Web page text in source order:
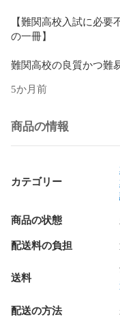
【難関高校入試に必
の一冊】
難関高校の良質かつ難
「比較的取り組みやす
本文読解のための詳し
難関高校長文問題を分
文はさらに6つのジャ
難易度に応じてStep1
り組みやすい長文」か
1文1文の文法を理解し
長文問題本文に対して
高校内容の文法事項、
知識や判断力を要する
詳細に説明
難関高校入試問題に必
に一覧にし、語彙力・
5か月前
商品の情報
カテゴリー
商品の状態
配送料の負担
送料
配送の方法